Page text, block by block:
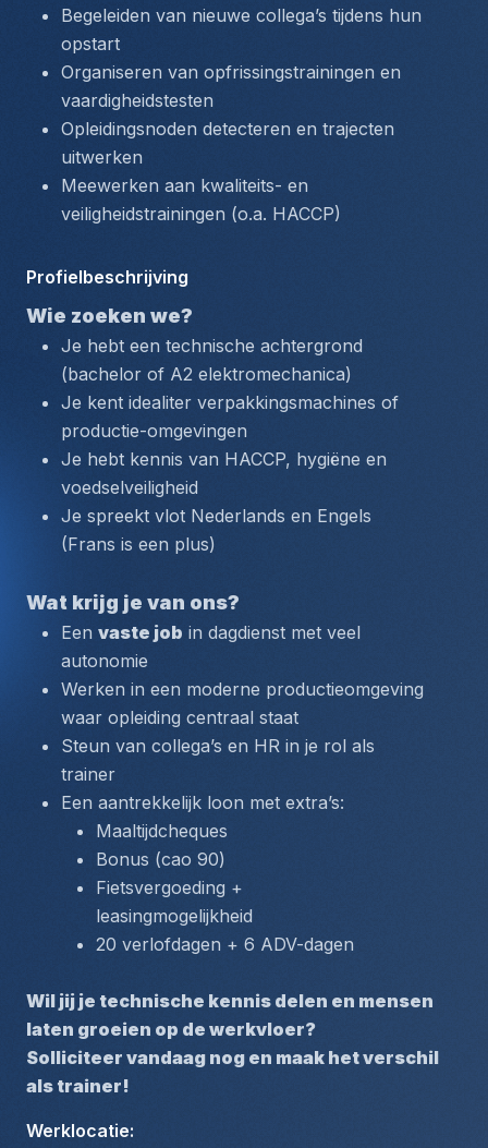
Begeleiden van nieuwe collega’s tijdens hun
opstart
Organiseren van opfrissingstrainingen en
vaardigheidstesten
Opleidingsnoden detecteren en trajecten
uitwerken
Meewerken aan kwaliteits- en
veiligheidstrainingen (o.a. HACCP)
Profielbeschrijving
Wie zoeken we?
Je hebt een technische achtergrond
(bachelor of A2 elektromechanica)
Je kent idealiter verpakkingsmachines of
productie-omgevingen
Je hebt kennis van HACCP, hygiëne en
voedselveiligheid
Je spreekt vlot Nederlands en Engels
(Frans is een plus)
Wat krijg je van ons?
Een vaste job in dagdienst met veel
autonomie
Werken in een moderne productieomgeving
waar opleiding centraal staat
Steun van collega’s en HR in je rol als
trainer
Een aantrekkelijk loon met extra’s:
Maaltijdcheques
Bonus (cao 90)
Fietsvergoeding +
leasingmogelijkheid
20 verlofdagen + 6 ADV-dagen
Wil jij je technische kennis delen en mensen
laten groeien op de werkvloer?
Solliciteer vandaag nog en maak het verschil
als trainer!
Werklocatie: